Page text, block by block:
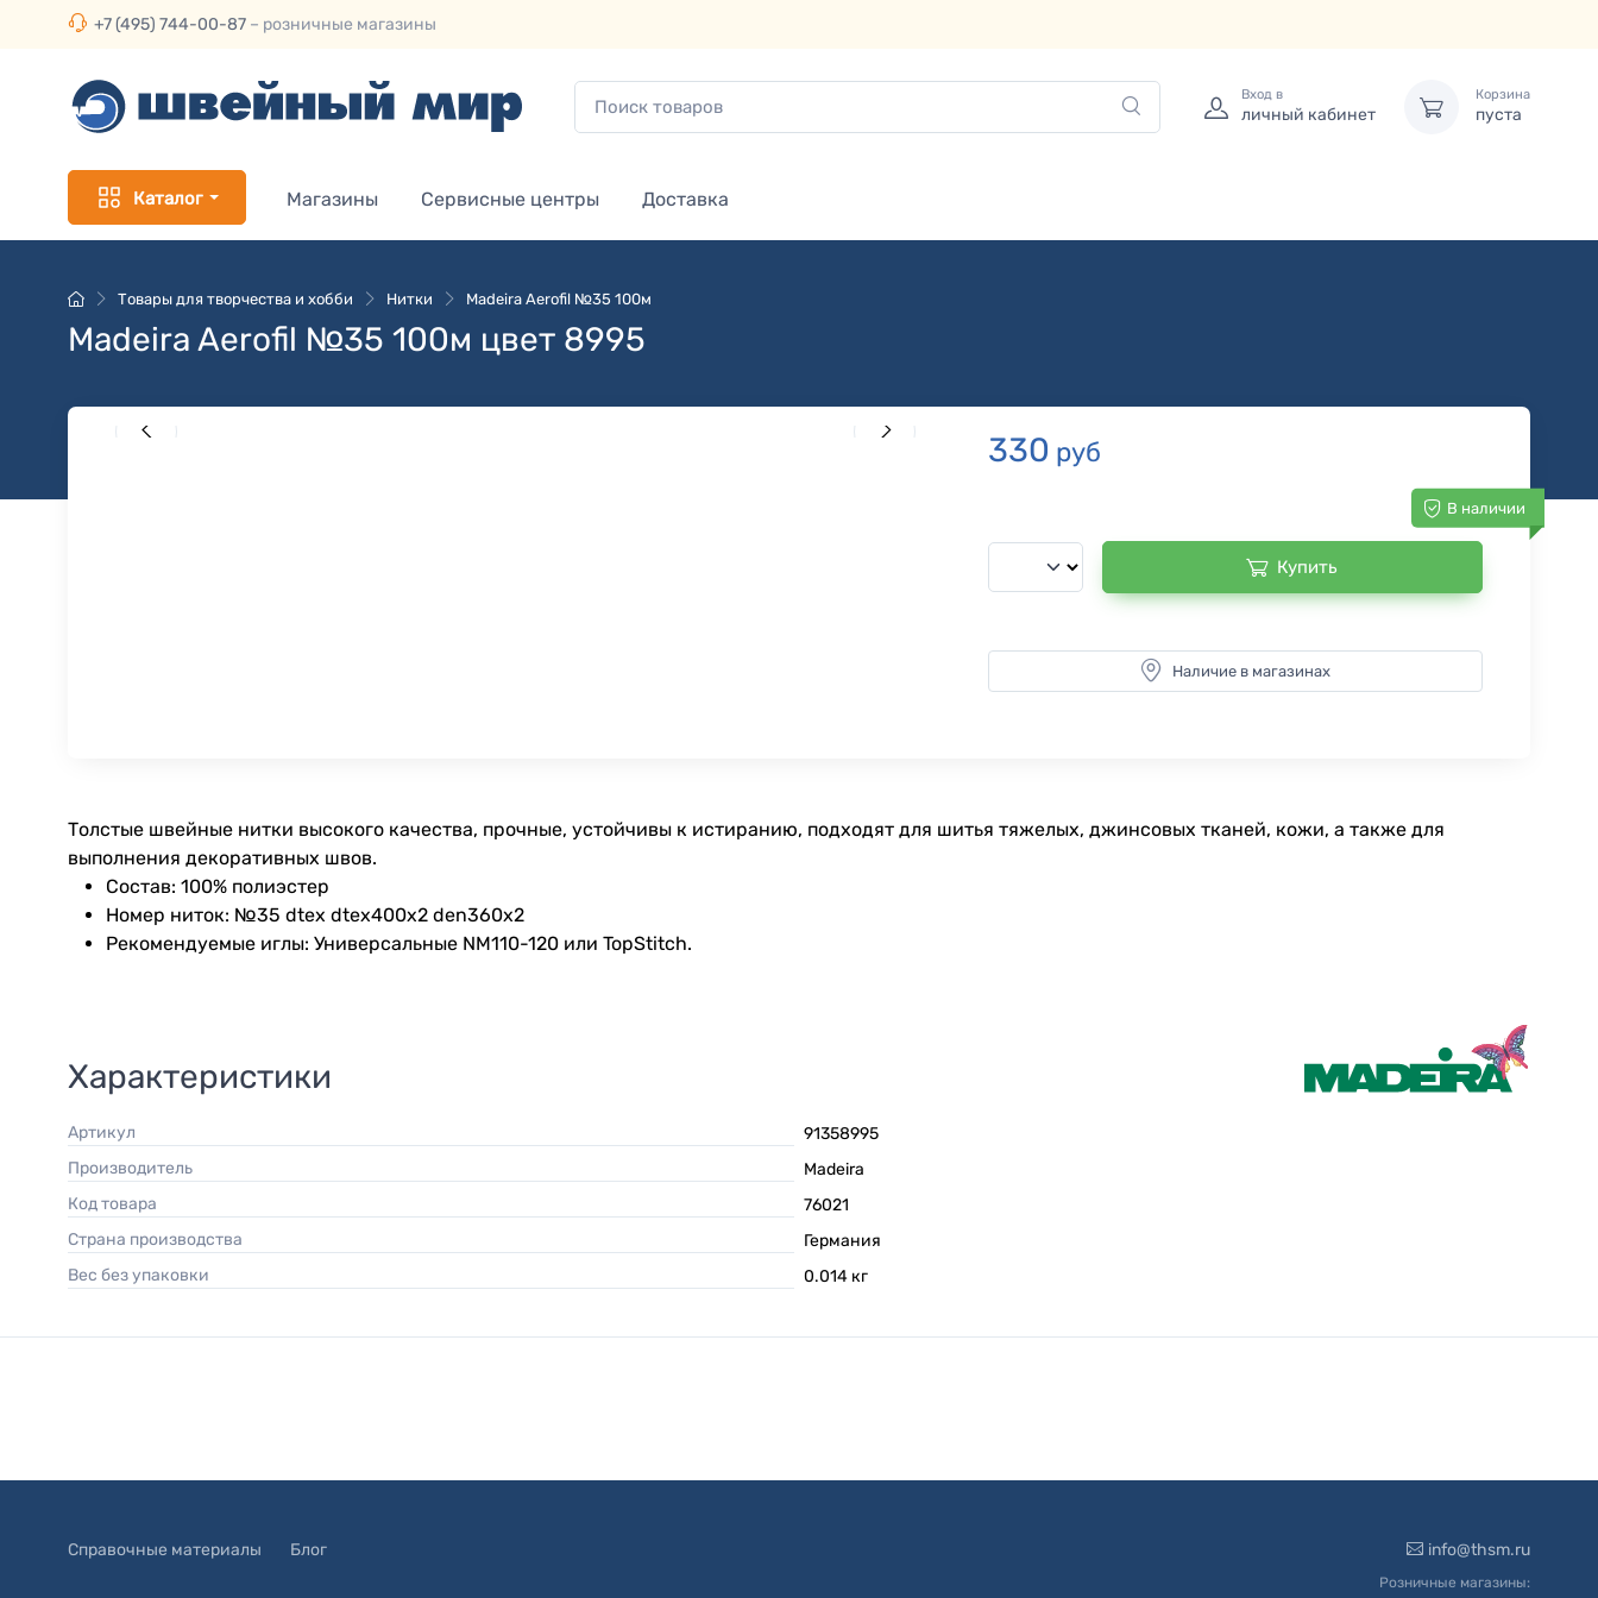
+7 (495) 744-00-87 – розничные магазины
Вход в
личный кабинет
Корзина
пуста
Каталог Магазины Сервисные центры Доставка
Товары для творчества и хобби Нитки Madeira Aerofil №35 100м
Madeira Aerofil №35 100м цвет 8995
330 руб
В наличии
Купить
Наличие в магазинах
Толстые швейные нитки высокого качества, прочные, устойчивы к истиранию, подходят для шитья тяжелых, джинсовых тканей, кожи, а также для
выполнения декоративных швов.
Состав: 100% полиэстер
Номер ниток: №35 dtex dtex400x2 den360x2
Рекомендуемые иглы: Универсальные NM110-120 или TopStitch.
Характеристики
Артикул
91358995
Производитель
Madeira
Код товара
76021
Страна производства
Германия
Вес без упаковки
0.014 кг
Справочные материалы Блог info@thsm.ru
Розничные магазины: